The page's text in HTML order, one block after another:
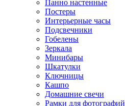
Панно настенные
Постеры
Интерьерные часы
Подсвечники
Гобелены
Зеркала
Минибары
Шкатулки
Ключницы
Кашпо
Домашние свечи
Рамки для фотографий